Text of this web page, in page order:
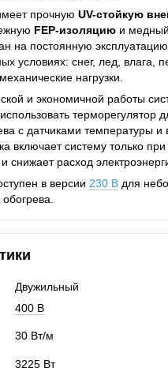
прочную UV-стойкую
FEP-изоляцию и медный
на постоянную
условиях: снег, лед, влага,
нагрузки.
и экономичной работы
терморегулятор
с датчиками температуры и
включает систему только при
снижает расход
в версии 230 В для
Двужильный
400 В
30 Вт/м
3225 Вт